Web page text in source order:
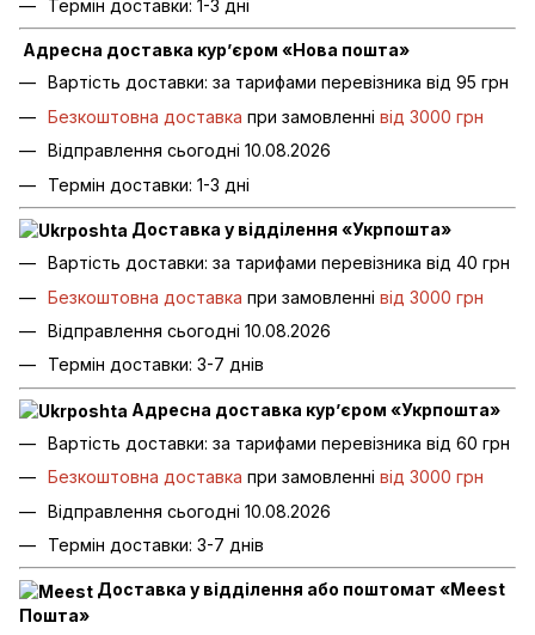
Термін доставки: 1-3 дні
Адресна доставка кур’єром «Нова пошта»
Вартість доставки: за тарифами перевізника від 95 грн
Безкоштовна доставка при замовленні від 3000 грн
Відправлення сьогодні 10.08.2026
Термін доставки: 1-3 дні
Доставка у відділення «Укрпошта»
Вартість доставки: за тарифами перевізника від 40 грн
Безкоштовна доставка при замовленні від 3000 грн
Відправлення сьогодні 10.08.2026
Термін доставки: 3-7 днів
Адресна доставка кур’єром «Укрпошта»
Вартість доставки: за тарифами перевізника від 60 грн
Безкоштовна доставка при замовленні від 3000 грн
Відправлення сьогодні 10.08.2026
Термін доставки: 3-7 днів
Доставка у відділення або поштомат «Meest
Пошта»